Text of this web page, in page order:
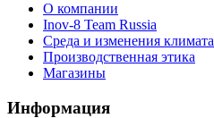
О компании
Inov-8 Team Russia
Среда и изменения климата
Производственная этика
Магазины
Информация